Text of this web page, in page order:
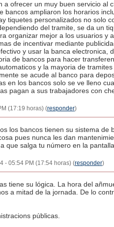
a ofrecer un muy buen servicio al
bancos ampliaron los horarios
tiquetes personalizados no solo
del tramite, se da un
organizar mejor a los usuarios y
de incentivar mediante
y usar la banca electronica,
de bancos para hacer
y la mayoria de
se acude al banco para
en los bancos solo se ve lleno
pagan a sus trabajadores con
(17:19 horas) (responder)
los bancos tienen su sistema de
pues nunca les dan
que salga tu número en la
- 05:54 PM (17:54 horas) (responder)
tiene su lógica. La hora del
a mitad de la jornada. De lo
públicas.